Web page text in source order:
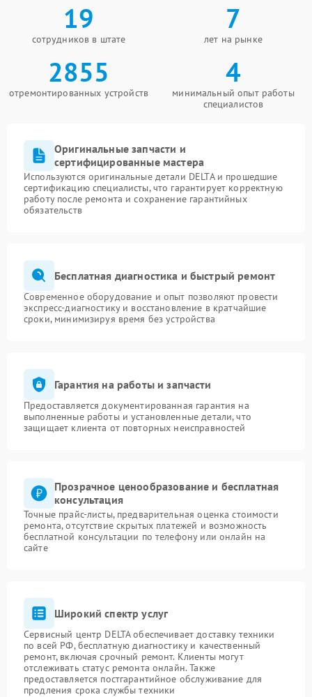
19
сотрудников в штате
7
лет на рынке
2855
отремонтированных устройств
4
минимальный опыт работы
специалистов
Оригинальные запчасти и
сертифицированные мастера
Используются оригинальные детали DELTA и прошедшие
сертификацию специалисты, что гарантирует корректную
работу после ремонта и сохранение гарантийных
обязательств
Бесплатная диагностика и быстрый ремонт
Современное оборудование и опыт позволяют провести
экспресс-диагностику и восстановление в кратчайшие
сроки, минимизируя время без устройства
Гарантия на работы и запчасти
Предоставляется документированная гарантия на
выполненные работы и установленные детали, что
защищает клиента от повторных неисправностей
Прозрачное ценообразование и бесплатная
консультация
Точные прайс-листы, предварительная оценка стоимости
ремонта, отсутствие скрытых платежей и возможность
бесплатной консультации по телефону или онлайн на
сайте
Широкий спектр услуг
Сервисный центр DELTA обеспечивает доставку техники
по всей РФ, бесплатную диагностику и качественный
ремонт, включая срочный ремонт. Клиенты могут
отслеживать статус ремонта онлайн. Также
предоставляется постгарантийное обслуживание для
продления срока службы техники